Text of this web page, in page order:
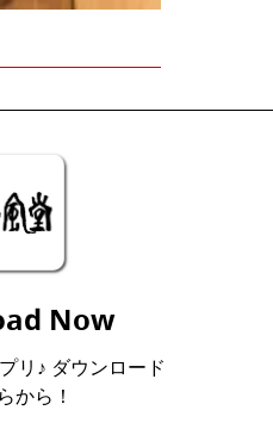
Now
リ♪ ダウンロード
から！